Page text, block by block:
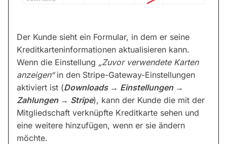
Der Kunde sieht ein Formular, in dem er seine
Kreditkarteninformationen aktualisieren kann.
Wenn die Einstellung „Zuvor verwendete Karten
anzeigen“in den Stripe-Gateway-Einstellungen
aktiviert ist (Downloads → Einstellungen →
Zahlungen → Stripe), kann der Kunde die mit der
Mitgliedschaft verknüpfte Kreditkarte sehen und
eine weitere hinzufügen, wenn er sie ändern
möchte.